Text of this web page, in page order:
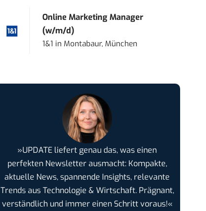
Online Marketing Manager
(w/m/d)
1&1 in Montabaur, München
»UPDATE liefert genau das, was einen
perfekten Newsletter ausmacht: Kompakte,
aktuelle News, spannende Insights, relevante
Trends aus Technologie & Wirtschaft. Prägnant,
verständlich und immer einen Schritt voraus!«